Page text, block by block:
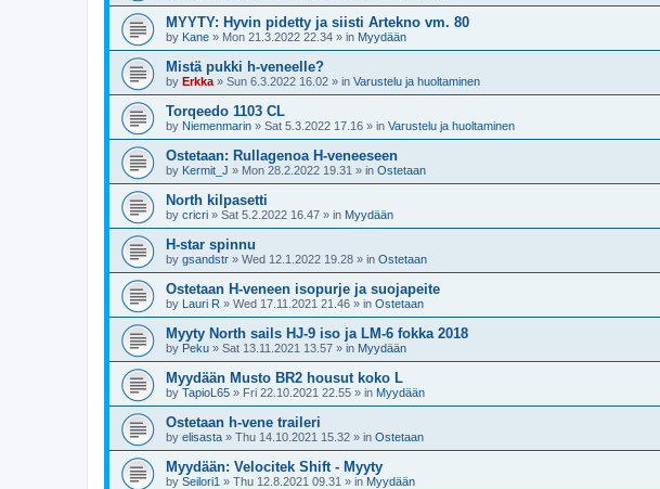
MYYTY: Hyvin pidetty ja siisti Artekno vm. 80
by Kane » Mon 21.3.2022 22.34 » in Myydään
Mistä pukki h-veneelle?
by Erkka » Sun 6.3.2022 16.02 » in Varustelu ja huoltaminen
Torqeedo 1103 CL
by Niemenmarin » Sat 5.3.2022 17.16 » in Varustelu ja huoltaminen
Ostetaan: Rullagenoa H-veneeseen
by Kermit_J » Mon 28.2.2022 19.31 » in Ostetaan
North kilpasetti
by cricri » Sat 5.2.2022 16.47 » in Myydään
H-star spinnu
by gsandstr » Wed 12.1.2022 19.28 » in Ostetaan
Ostetaan H-veneen isopurje ja suojapeite
by Lauri R » Wed 17.11.2021 21.46 » in Ostetaan
Myyty North sails HJ-9 iso ja LM-6 fokka 2018
by Peku » Sat 13.11.2021 13.57 » in Myydään
Myydään Musto BR2 housut koko L
by TapioL65 » Fri 22.10.2021 22.55 » in Myydään
Ostetaan h-vene traileri
by elisasta » Thu 14.10.2021 15.32 » in Ostetaan
Myydään: Velocitek Shift - Myyty
by Seilori1 » Thu 12.8.2021 09.31 » in Myydään